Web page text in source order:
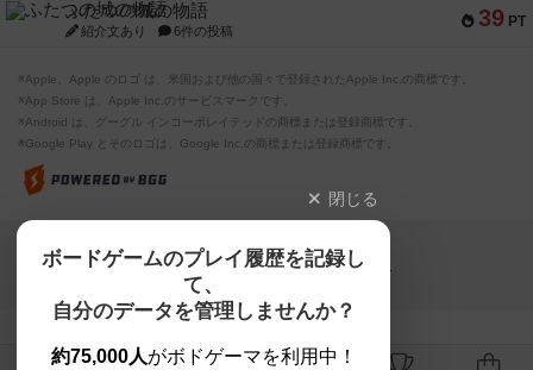
39 PT
ふたつの城の物語
紹介文あり 6件の投稿
※Apple、Apple のロゴ は、米国および他の国々で登録されたApple Inc.の商標です。
※App Store は、Apple Inc.のサービスマークです。
※Android は、グーグル インコーポレイテッドの商標または登録商標です。
※Google Play とそのロゴは、Google Inc.の商標または登録商標です。
閉じる
ボードゲームのプレイ履歴を記録し
て、
自分のデータを管理しませんか？
約75,000人がボドゲーマを利用中！
Copyright (c)
【ボドゲーマ】ボードゲームの総合情報サイト